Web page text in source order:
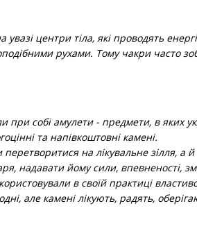
центри тіла, які проводять
рухами. Тому чакри часто
при собі амулети - предмети, в яких
та напівкоштовні камені.
перетворитися на лікувальне зілля, а
надавати йому сили, впевненості,
в своїй практиці
але камені лікують, радять,